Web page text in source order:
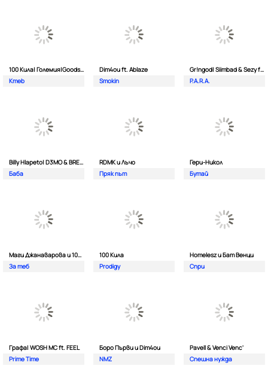
100 Кила| Големия|Goodslav и 2 Лица
Kmeb
Dim4ou ft. Ablaze
Smokin
Gr!ngod| Siimbad & Sezy ft. Djaany
P.A.R.A.
Billy Hlapeto| D3MO & BREVIS
Баба
RDMK и Лъчо
Пряк път
Гери-Никол
Бутай
Маги Джанаварова и 100 Кила
За теб
100 Кила
Prodigy
Homelesz и Бат Венци
Спри
Графа| WOSH MC ft. FEEL
Prime Time
Боро Първи и Dim4ou
NMZ
Pavell & Venci Venc'
Спешна нужда